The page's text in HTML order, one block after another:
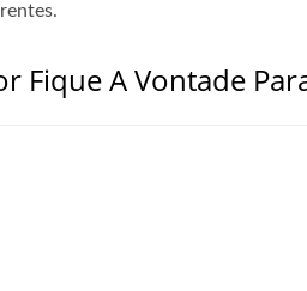
Fique A Vontade